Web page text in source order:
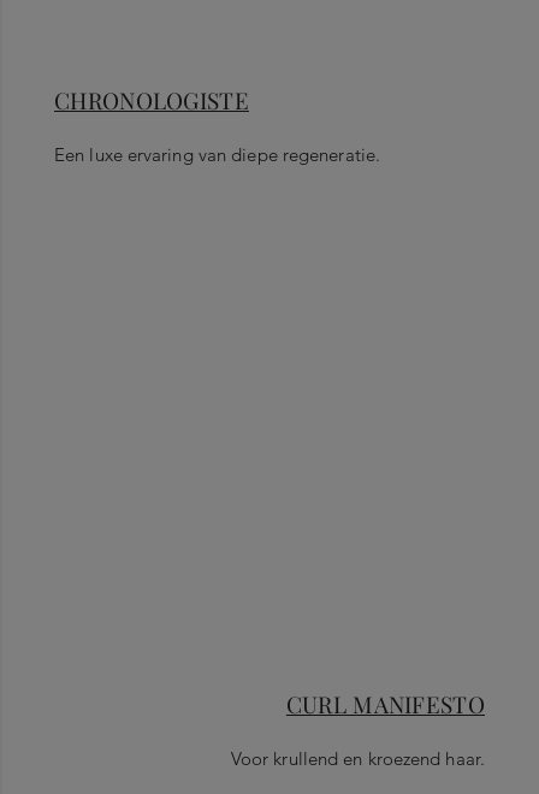
CHRONOLOGISTE
Een luxe ervaring van diepe regeneratie.
CURL MANIFESTO
Voor krullend en kroezend haar.